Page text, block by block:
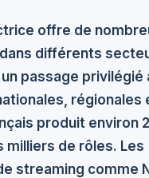
offre de
différents
passage privilégié
régionales
produit environ
milliers de rôles. Les
streaming comme